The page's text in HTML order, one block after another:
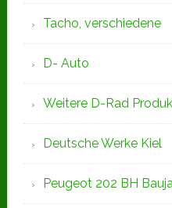
Tacho, verschiedene
D- Auto
Weitere D-Rad
Deutsche Werke Kiel
Peugeot 202 BH